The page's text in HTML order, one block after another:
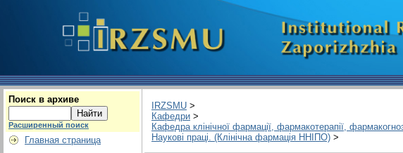
Поиск в архиве
Расширенный поиск
Главная страница
IRZSMU >
Кафедри >
Кафедра клінічної фармації, фармакотерапії,
Наукові праці. (Клінічна фармація ННІПО) >